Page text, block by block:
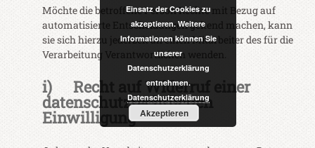
Möchte die betroffene Person Rechte mit Bezug auf
automatisierte Entscheidungen geltend machen, kann
sie sich hierzu jederzeit an einen Mitarbeiter des für die
Verarbeitung Verantwortlichen wenden.
i) Recht auf Widerruf einer
datenschutzrechtlichen
Einwilligung
Einsatz der Cookies zu
akzeptieren. Weitere
Informationen können Sie
unserer
Datenschutzerklärung
entnehmen.
Datenschutzerklärung
Akzeptieren